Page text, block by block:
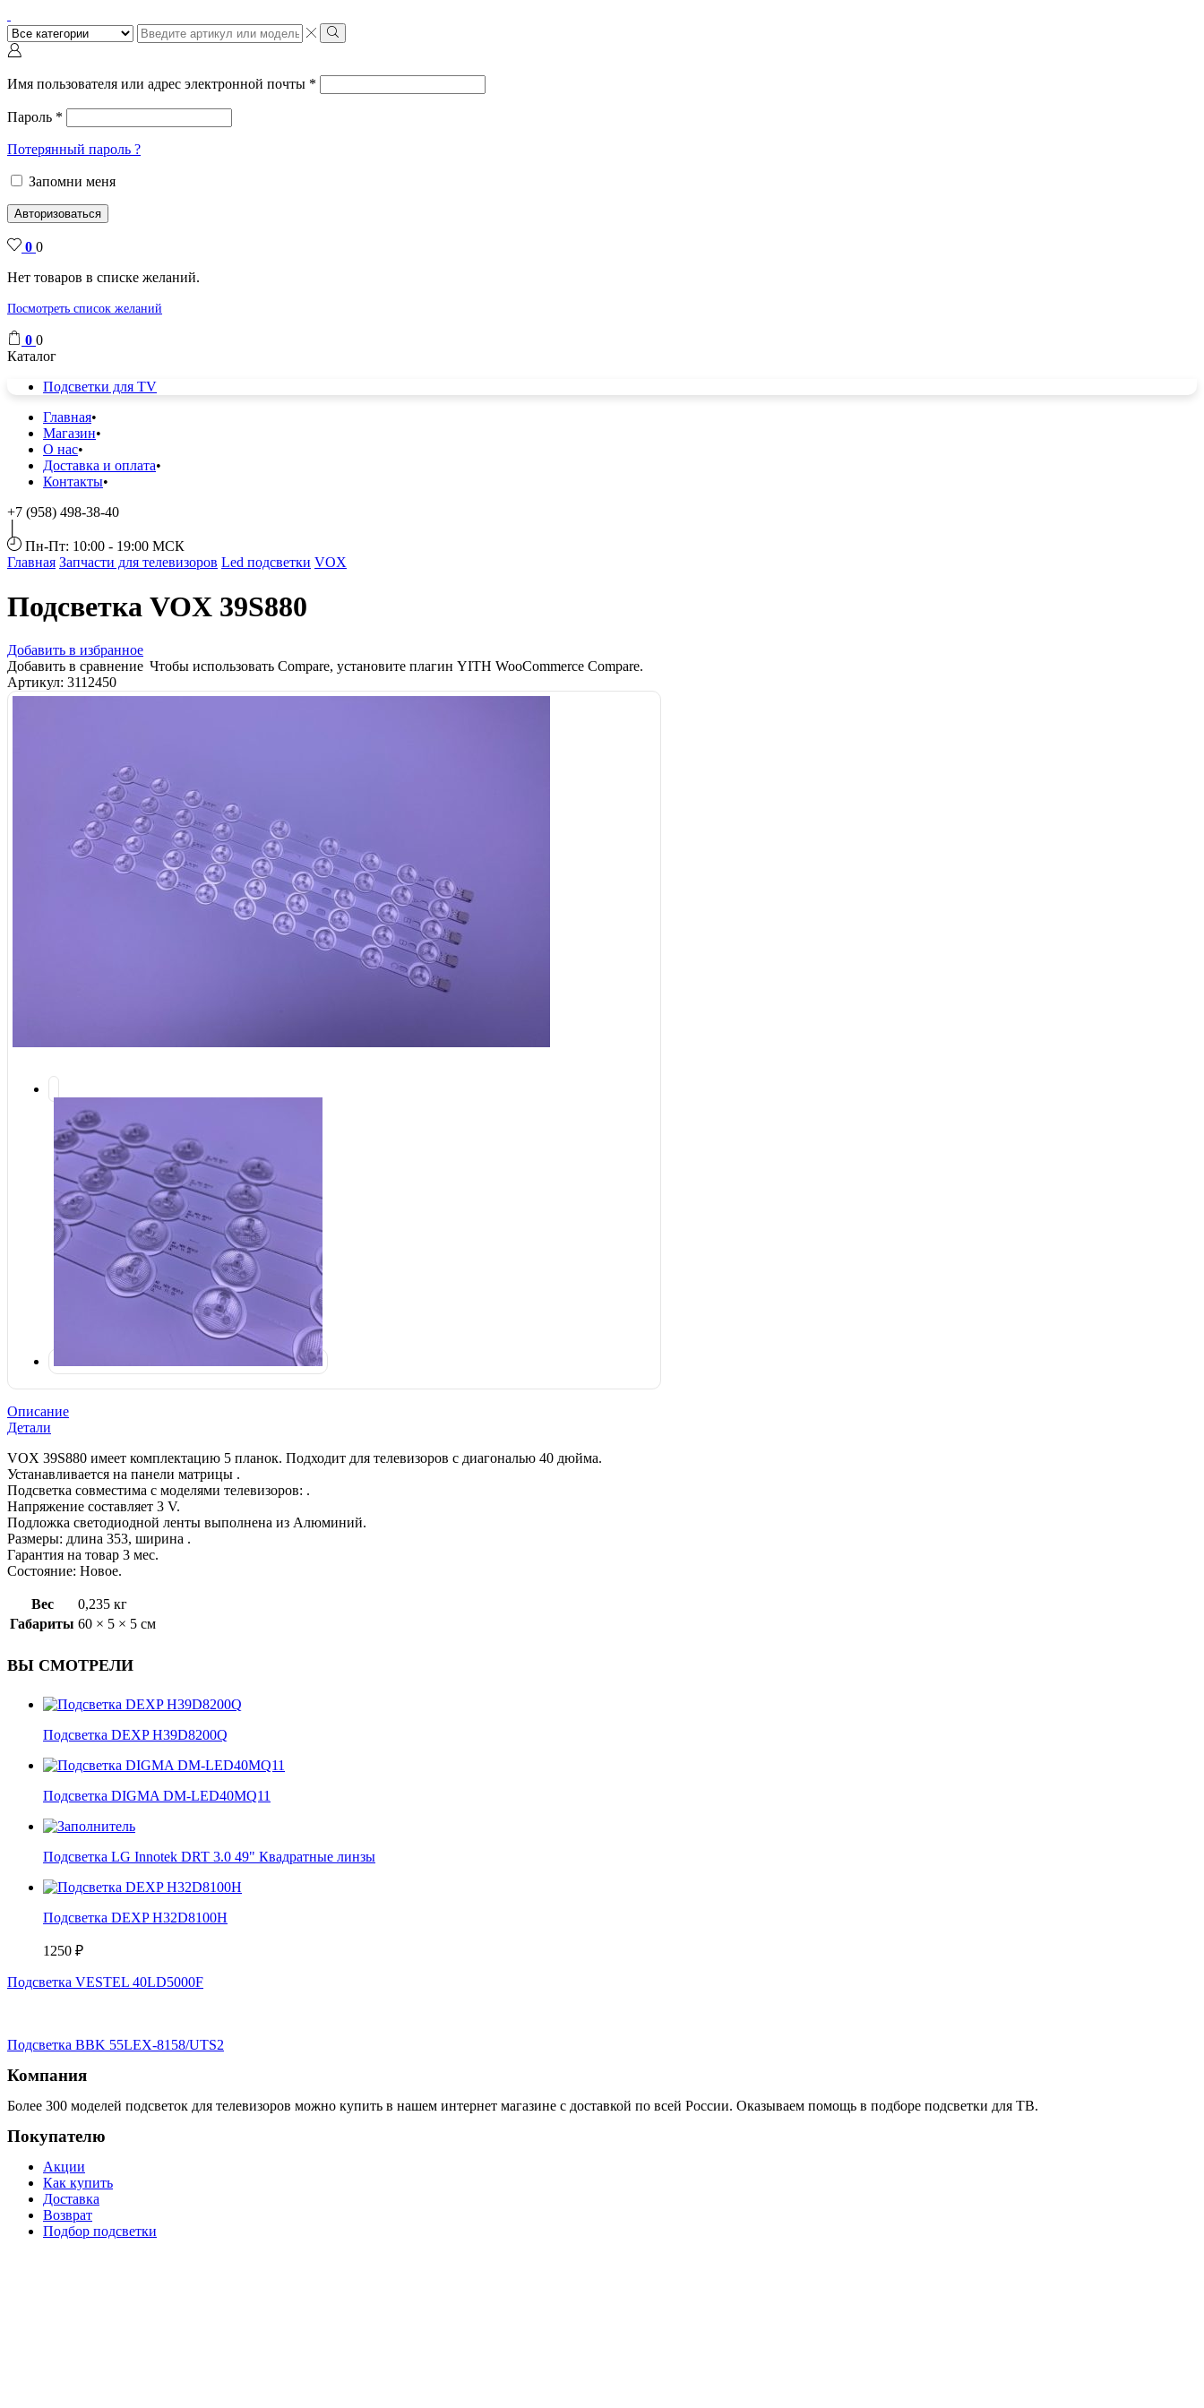
Поиск
ввода
Поиск
Имя пользователя или адрес электронной почты *
Пароль *
Потерянный пароль ?
Запомни меня
Авторизоваться
0 0
Нет товаров в списке желаний.
Посмотреть список желаний
0 0
Каталог
Подсветки для TV
Главная
Магазин
О нас
Доставка и оплата
Контакты
+7 (958) 498-38-40
Пн-Пт: 10:00 - 19:00 МСК
Главная Запчасти для телевизоров Led подсветки VOX
Подсветка VOX 39S880
Добавить в избранное
Добавить в сравнение Чтобы использовать Compare, установите плагин YITH WooCommerce Compare.
Артикул: 3112450
Описание
Детали
VOX 39S880 имеет комплектацию 5 планок. Подходит для телевизоров с диагональю 40 дюйма.
Устанавливается на панели матрицы .
Подсветка совместима с моделями телевизоров: .
Напряжение составляет 3 V.
Подложка светодиодной ленты выполнена из Алюминий.
Размеры: длина 353, ширина .
Гарантия на товар 3 мес.
Состояние: Новое.
Вес
0,235 кг
Габариты 60 × 5 × 5 см
ВЫ СМОТРЕЛИ
Подсветка DEXP H39D8200Q
Подсветка DIGMA DM-LED40MQ11
Подсветка LG Innotek DRT 3.0 49" Квадратные линзы
Подсветка DEXP H32D8100H
1250 ₽
Подсветка VESTEL 40LD5000F
Подсветка BBK 55LEX-8158/UTS2
Компания
Более 300 моделей подсветок для телевизоров можно купить в нашем интернет магазине с доставкой по всей России. Оказываем помощь в подборе подсветки для ТВ.
Покупателю
Акции
Как купить
Доставка
Возврат
Подбор подсветки